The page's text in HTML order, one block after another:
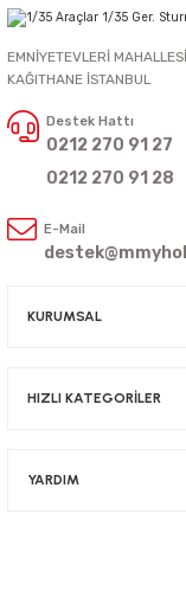
EMNİYETEVLERİ
KAĞITHANE İSTANBUL
Destek Hattı
0212 270 91 27
0212 270 91 28
E-Mail
KURUMSAL
HIZLI KATEGORİLER
YARDIM